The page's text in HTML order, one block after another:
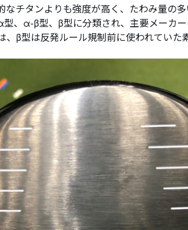
なチタンよりも強度が高く、たわみ量の
、α-β型、β型に分類され、主要メーカ
、β型は反発ルール規制前に使われていた